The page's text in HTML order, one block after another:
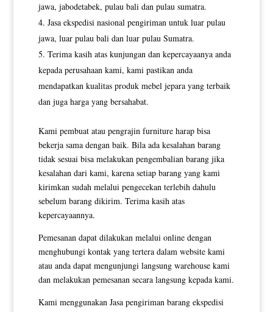
jawa, jabodetabek, pulau bali dan pulau sumatra.
Jasa ekspedisi nasional pengiriman untuk luar pulau
jawa, luar pulau bali dan luar pulau Sumatra.
Terima kasih atas kunjungan dan kepercayaanya anda
kepada perusahaan kami, kami pastikan anda
mendapatkan kualitas produk mebel jepara yang terbaik
dan juga harga yang bersahabat.
Kami pembuat atau pengrajin furniture harap bisa
bekerja sama dengan baik. Bila ada kesalahan barang
tidak sesuai bisa melakukan pengembalian barang jika
kesalahan dari kami, karena setiap barang yang kami
kirimkan sudah melalui pengecekan terlebih dahulu
sebelum barang dikirim. Terima kasih atas
kepercayaannya.
Pemesanan dapat dilakukan melalui online dengan
menghubungi kontak yang tertera dalam website kami
atau anda dapat mengunjungi langsung warehouse kami
dan melakukan pemesanan secara langsung kepada kami.
Kami menggunakan Jasa pengiriman barang ekspedisi